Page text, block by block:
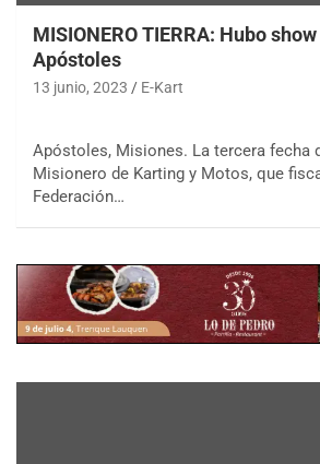
MISIONERO TIERRA: Hubo
Apóstoles
13 junio, 2023 E-Kart
Apóstoles, Misiones. La tercera fecha
Misionero de Karting y Motos, que
Federación…